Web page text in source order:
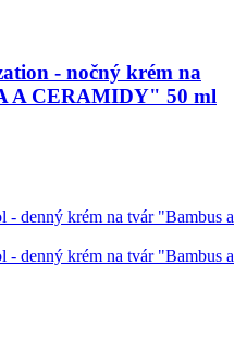
- nočný krém na
A CERAMIDY" 50 ml